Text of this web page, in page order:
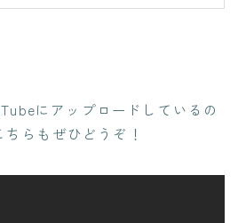
にアップロードしているの
らもぜひどうぞ！